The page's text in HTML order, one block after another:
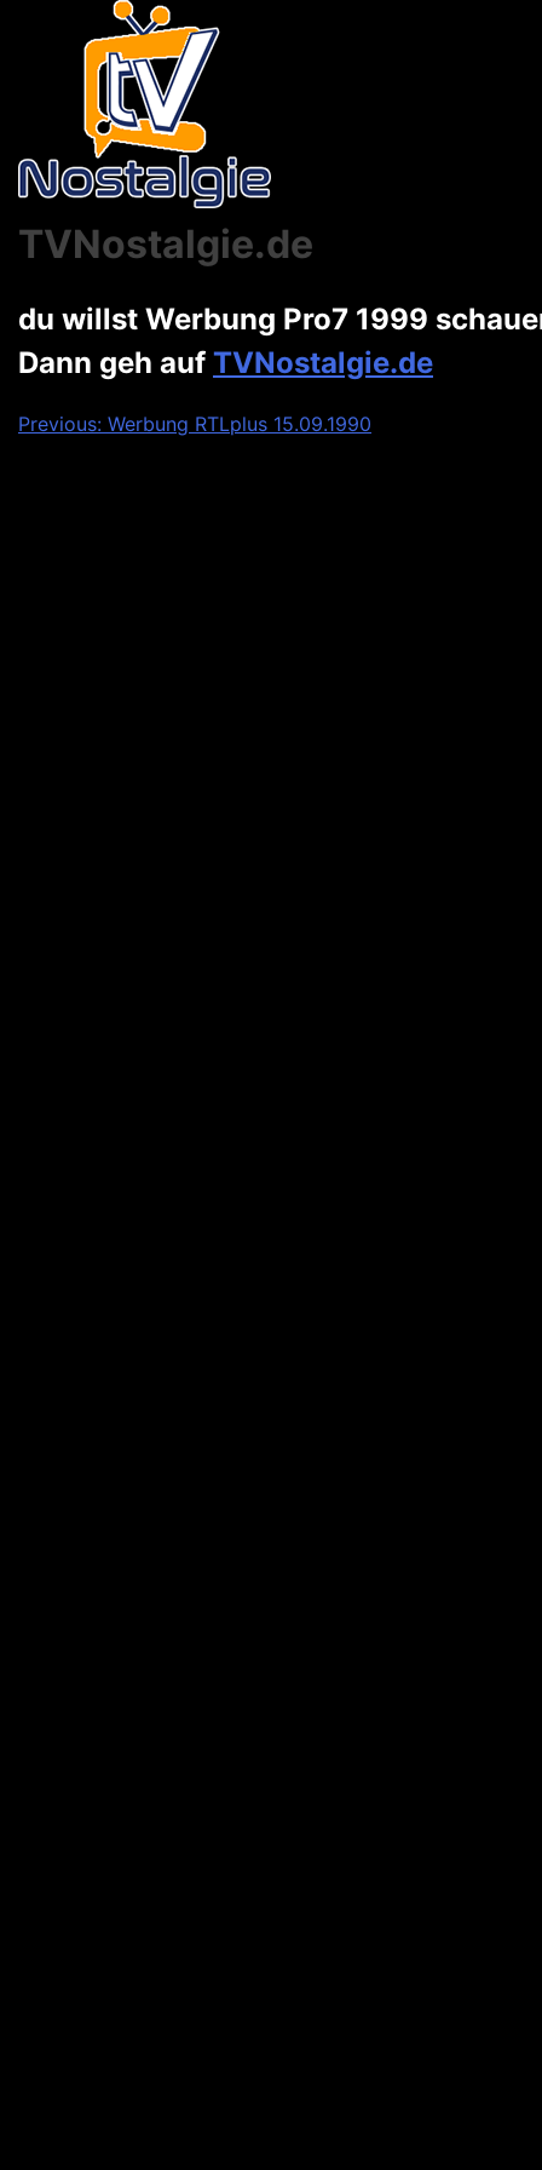
TVNostalgie.de
du willst Werbung Pro7 1999
Dann geh auf TVNostalgie.de
Beitragsnavigation
Previous: Werbung RTLplus 15.09.1990